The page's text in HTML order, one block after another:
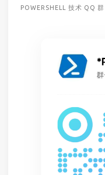
POWERSHELL 技术 QQ 群